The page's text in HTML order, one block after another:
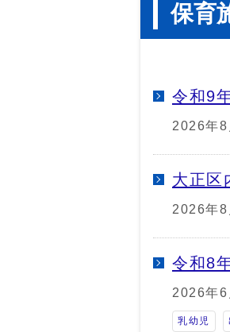
保育
令和9
2026年8
大正区
2026年8
令和8
2026年6
乳幼児